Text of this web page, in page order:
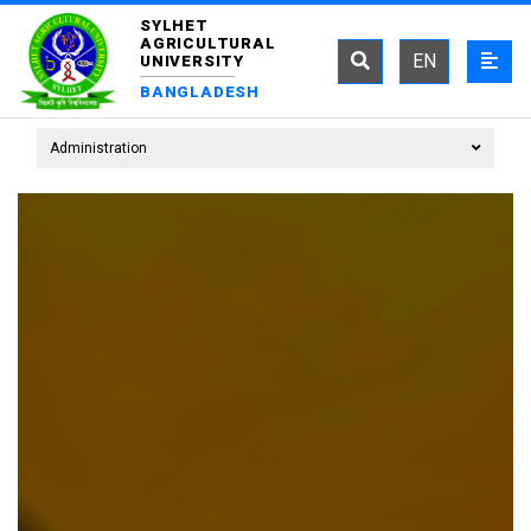
SYLHET
AGRICULTURAL
UNIVERSITY
BANGLADESH
EN
Administration